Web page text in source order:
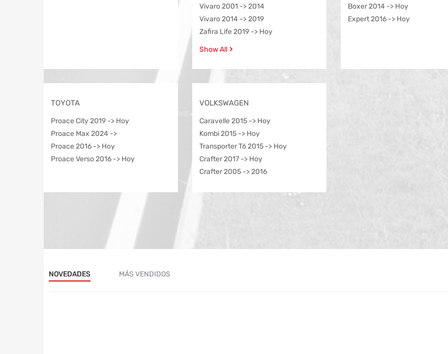
Vivaro 2001 -> 2014
Vivaro 2014 -> 2019
Zafira Life 2019 -> Hoy
Show All
Boxer 2014 -> Hoy
Expert 2016 -> Hoy
TOYOTA
Proace City 2019 -> Hoy
Proace Max 2024 ->
Proace 2016 -> Hoy
Proace Verso 2016 -> Hoy
VOLKSWAGEN
Caravelle 2015 -> Hoy
Kombi 2015 -> Hoy
Transporter T6 2015 -> Hoy
Crafter 2017 -> Hoy
Crafter 2005 -> 2016
NOVEDADES MÁS VENDIDOS